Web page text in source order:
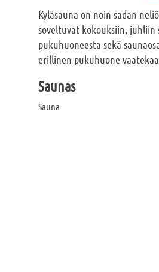
Kyläsauna on noin sadan
soveltuvat kokouksiin, juhliin
pukuhuoneesta sekä
erillinen pukuhuone
Saunas
Sauna